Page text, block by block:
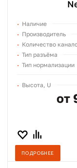
Наличие
Производитель
Количество
Тип разъёма
Тип нормализации
Высота, U
от
ПОДРОБНЕЕ